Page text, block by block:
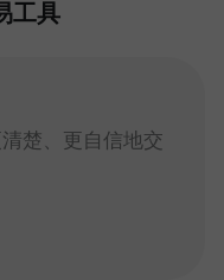
工具
楚、更自信地交